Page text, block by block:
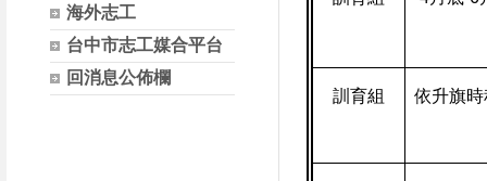
海外志工
台中市志工媒合平台
回消息公佈欄
訓育組 依升旗時